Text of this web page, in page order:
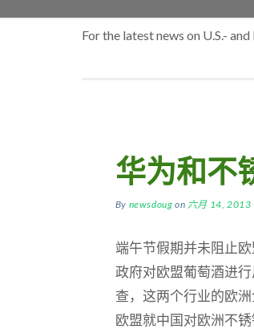
For the latest news on U.S.-
华为和不
By newsdoug on 六月 14, 2013
端午节假期并未阻止
政府对欧盟葡萄酒进
查，这两个行业的欧
欧盟就中国对欧洲不